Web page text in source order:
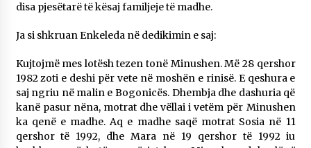
04/10/2025
KALLARATI NË AKSIONET KOMBËTARE PËR
22/09/2025
disa pjesëtarë të kësaj familjeje të madhe.
Ja si shkruan Enkeleda në dedikimin e saj:
Kujtojmë mes lotësh tezen tonë Minushen. Më 28 qershor
1982 zoti e deshi për vete në moshën e rinisë. E qeshura e
saj ngriu në malin e Bogonicës. Dhembja dhe dashuria që
kanë pasur nëna, motrat dhe vëllai i vetëm për Minushen
ka qenë e madhe. Aq e madhe saqë motrat Sosia në 11
qershor të 1992, dhe Mara në 19 qershor të 1992 iu